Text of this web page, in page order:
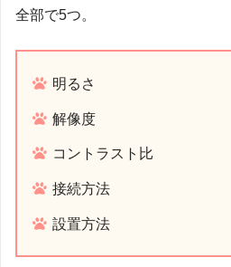
全部で5つ。
明るさ
解像度
コントラスト比
接続方法
設置方法